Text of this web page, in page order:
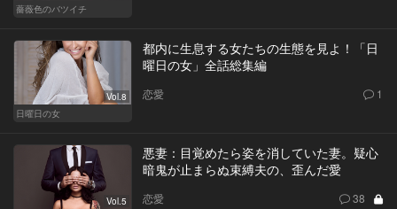
薔薇色のバツイチ
Vol.8
日曜日の女
都内に生息する女たちの生態を見よ！「日
曜日の女」全話総集編
恋愛 1
Vol.5
悪妻：目覚めたら姿を消していた妻。疑心
暗鬼が止まらぬ束縛夫の、歪んだ愛
恋愛 38